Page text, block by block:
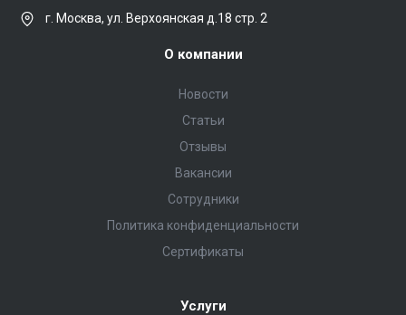
г. Москва, ул. Верхоянская д.18 стр. 2
О компании
Новости
Статьи
Отзывы
Вакансии
Сотрудники
Политика конфиденциальности
Сертификаты
Услуги